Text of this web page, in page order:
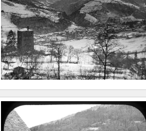
Allevard, 1962)
CE2020.1.84
Allevard en hiver
FEUGIER, Albert Marius
(Saint-Marcellin, 1893 –